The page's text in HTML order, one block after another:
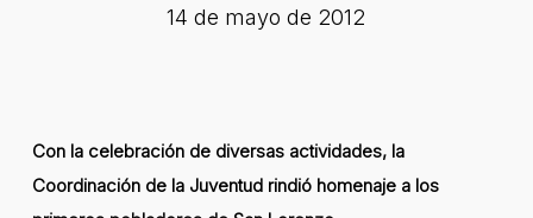
14 de mayo de 2012
Con la celebración de diversas actividades, la
Coordinación de la Juventud rindió homenaje a los